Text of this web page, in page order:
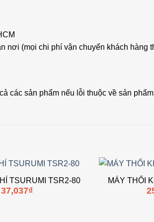
nơi (mọi chi phí vận chuyển khách hàng
các sản phẩm nếu lỗi thuộc về sản
Add to
TSURUMI TSR2-80
37,037₫
MÁY THỔI